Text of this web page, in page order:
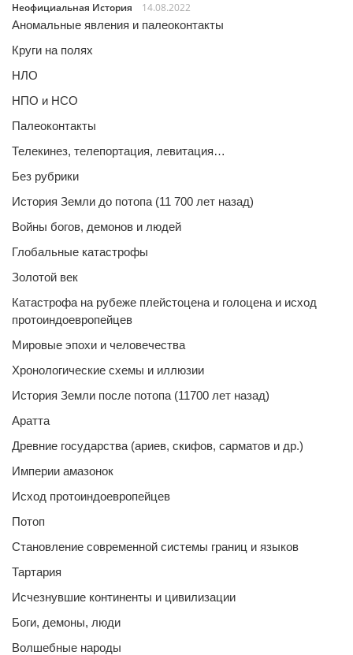
Неофициальная История
14.08.2022
Аномальные явления и палеоконтакты
Круги на полях
НЛО
НПО и НСО
Палеоконтакты
Телекинез, телепортация, левитация…
Без рубрики
История Земли до потопа (11 700 лет назад)
Войны богов, демонов и людей
Глобальные катастрофы
Золотой век
Катастрофа на рубеже плейстоцена и голоцена и исход
протоиндоевропейцев
Мировые эпохи и человечества
Хронологические схемы и иллюзии
История Земли после потопа (11700 лет назад)
Аратта
Древние государства (ариев, скифов, сарматов и др.)
Империи амазонок
Исход протоиндоевропейцев
Потоп
Становление современной системы границ и языков
Тартария
Исчезнувшие континенты и цивилизации
Боги, демоны, люди
Волшебные народы